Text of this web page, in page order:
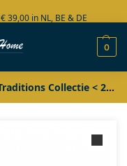
39,00 in NL, BE & DE
0
Collectie < 2020